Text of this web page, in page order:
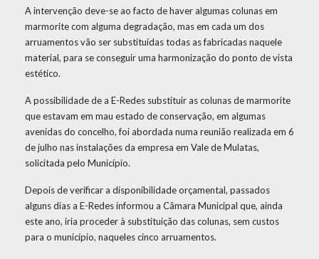
A intervenção deve-se ao facto de haver algumas colunas em
marmorite com alguma degradação, mas em cada um dos
arruamentos vão ser substituídas todas as fabricadas naquele
material, para se conseguir uma harmonização do ponto de vista
estético.
A possibilidade de a E-Redes substituir as colunas de marmorite
que estavam em mau estado de conservação, em algumas
avenidas do concelho, foi abordada numa reunião realizada em 6
de julho nas instalações da empresa em Vale de Mulatas,
solicitada pelo Município.
Depois de verificar a disponibilidade orçamental, passados
alguns dias a E-Redes informou a Câmara Municipal que, ainda
este ano, iria proceder à substituição das colunas, sem custos
para o município, naqueles cinco arruamentos.